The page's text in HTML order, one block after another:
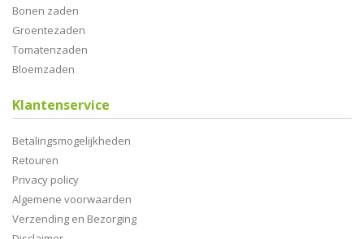
Bonen zaden
Groentezaden
Tomatenzaden
Bloemzaden
Klantenservice
Betalingsmogelijkheden
Retouren
Privacy policy
Algemene voorwaarden
Verzending en Bezorging